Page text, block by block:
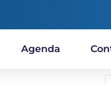
Agenda